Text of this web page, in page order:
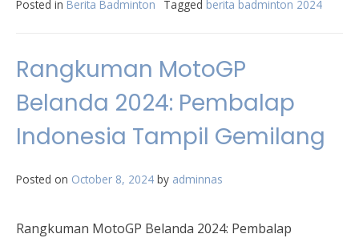
Posted in Berita Badminton Tagged berita badminton 2024
Rangkuman MotoGP
Belanda 2024: Pembalap
Indonesia Tampil Gemilang
Posted on October 8, 2024 by adminnas
Rangkuman MotoGP Belanda 2024: Pembalap